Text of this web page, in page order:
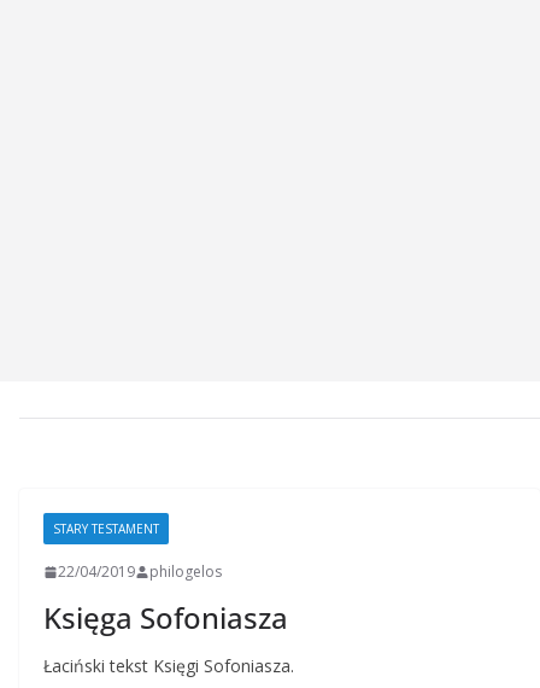
STARY TESTAMENT
22/04/2019 philogelos
Księga Sofoniasza
Łaciński tekst Księgi Sofoniasza.